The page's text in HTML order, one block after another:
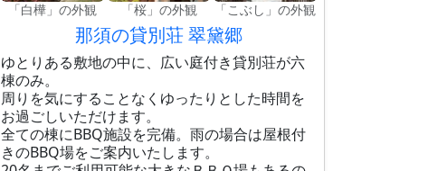
「白樺」の外観 「桜」の外観 「こぶし」の外観
那須の貸別荘 翠黛郷
ゆとりある敷地の中に、広い庭付き貸別荘が六
棟のみ。
周りを気にすることなくゆったりとした時間を
お過ごしいただけます。
全ての棟にBBQ施設を完備。雨の場合は屋根付
きのBBQ場をご案内いたします。